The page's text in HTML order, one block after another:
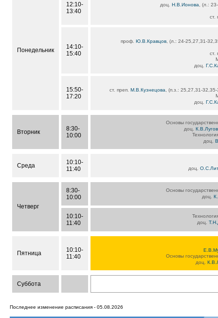
Понедельник
12:10-
13:40
доц. Н.В.Ионова , (л.:
ст.
14:10-
15:40
проф.Ю.В.Кравцов , (л.: 24-25,27,31-
ст.
доц.
15:50-
17:20
ст. преп. М.В.Кузнецова , (п.з.: 25,27,31-
доц.
Вторник
8:30-
10:00
Основы
доц.
доц.
Среда
10:10-
11:40
доц.
Четверг
8:30-
10:00
Основы
доц.
10:10-
11:40
доц.
Пятница
10:10-
11:40
Основы
доц.
Суббота
Последнее изменение расписания - 05.08.2026